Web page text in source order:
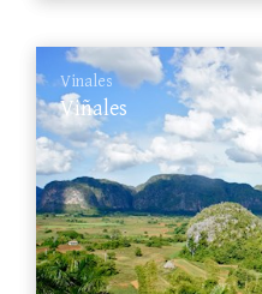
Vinales
Viñales